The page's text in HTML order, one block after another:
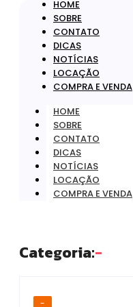
HOME
SOBRE
CONTATO
DICAS
NOTÍCIAS
LOCAÇÃO
COMPRA E VENDA
HOME
SOBRE
CONTATO
DICAS
NOTÍCIAS
LOCAÇÃO
COMPRA E VENDA
Categoria:-
-